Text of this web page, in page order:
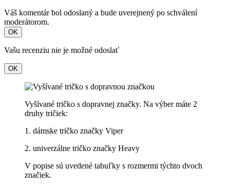
Váš komentár bol odoslaný a bude uverejnený po schválení
moderátorom.
OK
Vašu recenziu nie je možné odoslať
OK
Vyšívané tričko s dopravnej značky. Na výber máte 2
druhy tričiek:
1. dámske tričko značky Viper
2. univerzálne tričko značky Heavy
V popise sú uvedené tabuľky s rozmermi týchto dvoch
značiek.